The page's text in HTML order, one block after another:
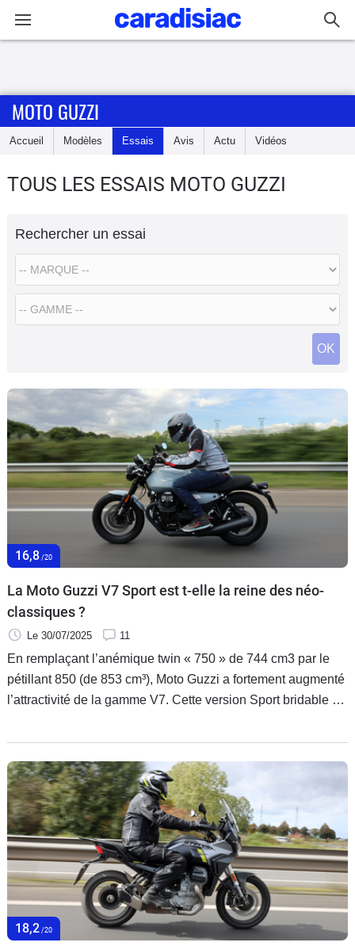
Accueil
Essais
Equipement
Avis
Forum
125
Marques
Services
Auto
MOTO GUZZI
Accueil Modèles Essais Avis Actu Vidéos
TOUS LES ESSAIS MOTO GUZZI
Rechercher un essai
OK
16,8 /20
La Moto Guzzi V7 Sport est t-elle la reine des néo-
classiques ?
Le 30/07/2025 11
En remplaçant l’anémique twin « 750 » de 744 cm3 par le
pétillant 850 (de 853 cm³), Moto Guzzi a fortement augmenté
l’attractivité de la gamme V7. Cette version Sport bridable A2
catégorie néo retro.
18,2 /20